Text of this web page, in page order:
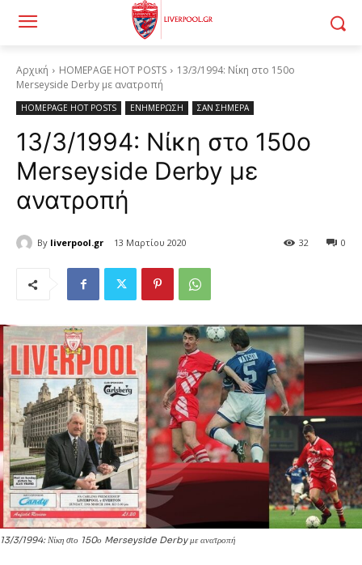
Αρχική HOMEPAGE HOT POSTS
13/3/1994: Νίκη στο 150ο
Merseyside Derby με ανατροπή
HOMEPAGE HOT POSTS ΕΝΗΜΕΡΩΣΗ ΣΑΝ ΣΗΜΕΡΑ
13/3/1994: Νίκη στο 150ο
Merseyside Derby με
ανατροπή
By liverpool.gr 13 Μαρτίου 2020 0
32
13/3/1994: Νίκη στο 150ο Merseyside Derby με ανατροπή